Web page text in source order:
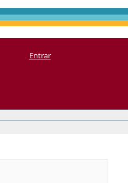
Entrar